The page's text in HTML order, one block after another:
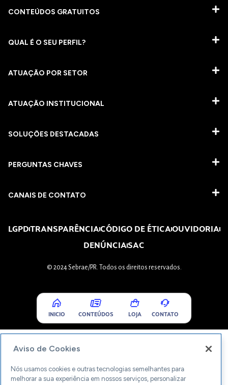
CONTEÚDOS GRATUITOS
QUAL É O SEU PERFIL?
ATUAÇÃO POR SETOR
ATUAÇÃO INSTITUCIONAL
SOLUÇÕES DESTACADAS
PERGUNTAS CHAVES​
CANAIS DE CONTATO
LGPDTRANSPARÊNCIACÓDIGO DE ÉTICAOUVIDORIA
DENÚNCIASAC
© 2024 Sebrae/PR. Todos os direitos reservados.
INICIO CONTEÚDOS LOJA CONTATO
Aviso de Cookies
Nós usamos cookies e outras tecnologias semelhantes para
melhorar a sua experiência em nossos serviços, personalizar